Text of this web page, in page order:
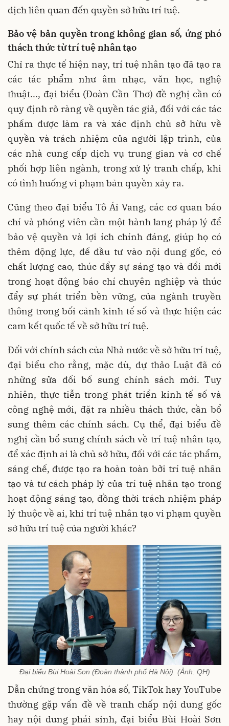
dịch liên quan đến quyền sở hữu trí tuệ.
Bảo vệ bản quyền trong không gian số, ứng phó
thách thức từ trí tuệ nhân tạo
Chỉ ra thực tế hiện nay, trí tuệ nhân tạo đã tạo ra
các tác phẩm như âm nhạc, văn học, nghệ
thuật..., đại biểu (Đoàn Cần Thơ) đề nghị cần có
quy định rõ ràng về quyền tác giả, đối với các tác
phẩm được làm ra và xác định chủ sở hữu về
quyền và trách nhiệm của người lập trình, của
các nhà cung cấp dịch vụ trung gian và cơ chế
phối hợp liên ngành, trong xử lý tranh chấp, khi
có tình huống vi phạm bản quyền xảy ra.
Cũng theo đại biểu Tô Ái Vang, các cơ quan báo
chí và phóng viên cần một hành lang pháp lý để
bảo vệ quyền và lợi ích chính đáng, giúp họ có
thêm động lực, để đầu tư vào nội dung gốc, có
chất lượng cao, thúc đẩy sự sáng tạo và đổi mới
trong hoạt động báo chí chuyên nghiệp và thúc
đẩy sự phát triển bền vững, của ngành truyền
thông trong bối cảnh kinh tế số và thực hiện các
cam kết quốc tế về sở hữu trí tuệ.
Đối với chính sách của Nhà nước về sở hữu trí tuệ,
đại biểu cho rằng, mặc dù, dự thảo Luật đã có
những sửa đổi bổ sung chính sách mới. Tuy
nhiên, thực tiễn trong phát triển kinh tế số và
công nghệ mới, đặt ra nhiều thách thức, cần bổ
sung thêm các chính sách. Cụ thể, đại biểu đề
nghị cần bổ sung chính sách về trí tuệ nhân tạo,
để xác định ai là chủ sở hữu, đối với các tác phẩm,
sáng chế, được tạo ra hoàn toàn bởi trí tuệ nhân
tạo và tư cách pháp lý của trí tuệ nhân tạo trong
hoạt động sáng tạo, đồng thời trách nhiệm pháp
lý thuộc về ai, khi trí tuệ nhân tạo vi phạm quyền
sở hữu trí tuệ của người khác?
Đại biểu Bùi Hoài Sơn (Đoàn thành phố Hà Nội). (Ảnh: QH)
Dẫn chứng trong văn hóa số, TikTok hay YouTube
thường gặp vấn đề về tranh chấp nội dung gốc
hay nội dung phái sinh, đại biểu Bùi Hoài Sơn